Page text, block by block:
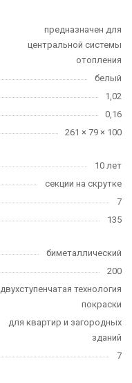
предназначен для
центральной системы
отопления
белый
1,02
0,16
261 × 79 × 100
10 лет
секции на скрутке
7
135
биметаллический
200
двухступенчатая технология
покраски
для квартир и загородных
зданий
7